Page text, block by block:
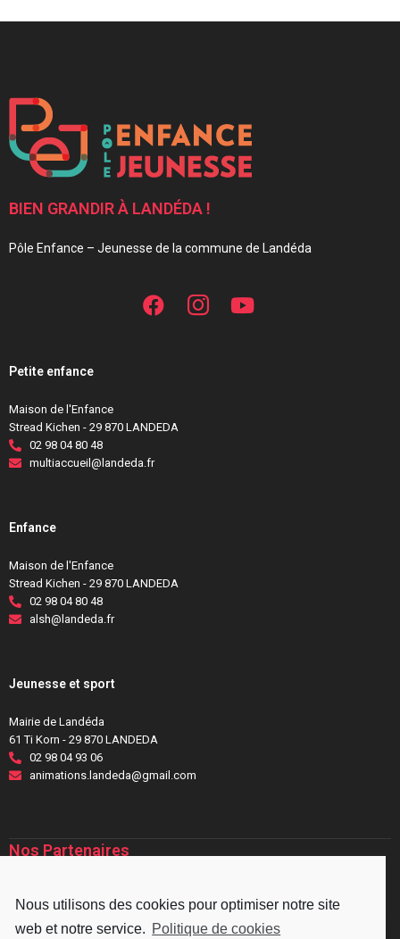
BIEN GRANDIR À LANDÉDA !
Pôle Enfance – Jeunesse de la commune de Landéda
Petite enfance
Maison de l'Enfance
Stread Kichen - 29 870 LANDEDA
02 98 04 80 48
multiaccueil@landeda.fr
Enfance
Maison de l'Enfance
Stread Kichen - 29 870 LANDEDA
02 98 04 80 48
alsh@landeda.fr
Jeunesse et sport
Mairie de Landéda
61 Ti Korn - 29 870 LANDEDA
02 98 04 93 06
animations.landeda@gmail.com
Nos Partenaires
Nous utilisons des cookies pour optimiser notre site
web et notre service. Politique de cookies